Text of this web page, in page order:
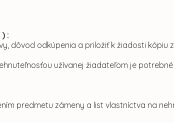
:
dôvod odkúpenia a priložiť k žiadosti kópiu
užívanej žiadateľom je
predmetu zámeny a list vlastníctva na